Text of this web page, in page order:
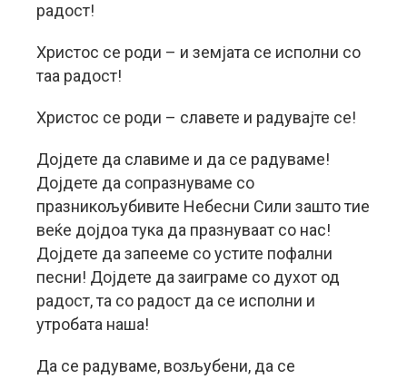
радост!
Христос се роди – и земјата се исполни со
таа радост!
Христос се роди – славете и радувајте се!
Дојдете да славиме и да се радуваме!
Дојдете да сопразнуваме со
празникољубивите Небесни Сили зашто тие
веќе дојдоа тука да празнуваат со нас!
Дојдете да запееме со устите пофални
песни! Дојдете да заиграме со духот од
радост, та со радост да се исполни и
утробата наша!
Да се радуваме, возљубени, да се